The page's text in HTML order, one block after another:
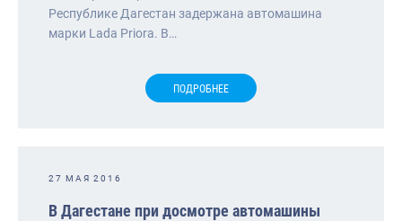
Республике Дагестан задержана автомашина
марки Lada Priora. В…
ПОДРОБНЕЕ
27 МАЯ 2016
В Дагестане при досмотре автомашины